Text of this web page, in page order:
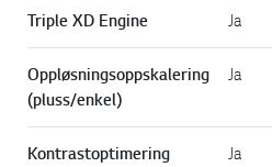
Triple XD Engine Ja
Oppløsningsoppskalering
(pluss/enkel)
Ja
Kontrastoptimering Ja